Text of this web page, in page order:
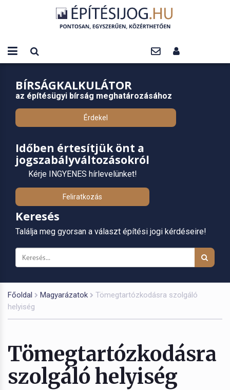
BÍRSÁGKALKULÁTOR
az építésügyi bírság meghatározásához
Érdekel
Időben értesítjük önt a
jogszabályváltozásokról
Kérje INGYENES hírlevelünket!
Feliratkozás
Keresés
Találja meg gyorsan a választ építési jogi kérdéseire!
Főoldal Magyarázatok
Tömegtartózkodásra szolgáló
helyiség
Tömegtartózkodásra
szolgáló helyiség